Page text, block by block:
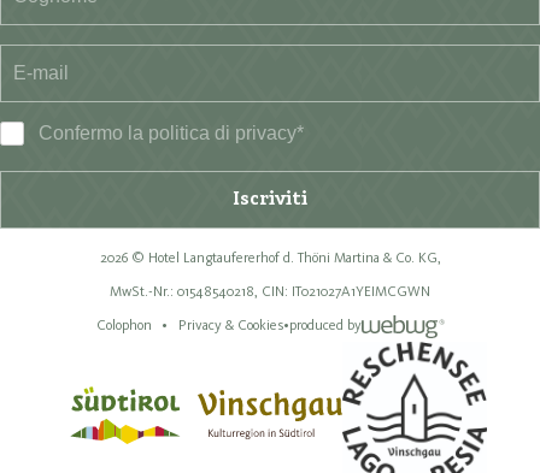
Confermo la politica di privacy*
Iscriviti
2026 © Hotel Langtaufererhof d. Thöni Martina & Co. KG,
MwSt.-Nr.: 01548540218, CIN: IT021027A1YEIMCGWN
Colophon
Privacy & Cookies•produced by